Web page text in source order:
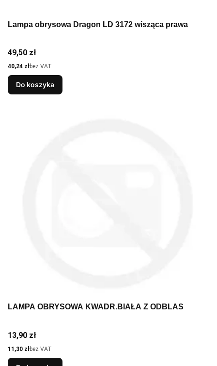
Lampa obrysowa Dragon LD 3172 wisząca prawa
Cena
49,50 zł
Cena
40,24 złbez VAT
Do koszyka
LAMPA OBRYSOWA KWADR.BIAŁA Z ODBLAS
Cena
13,90 zł
Cena
11,30 złbez VAT